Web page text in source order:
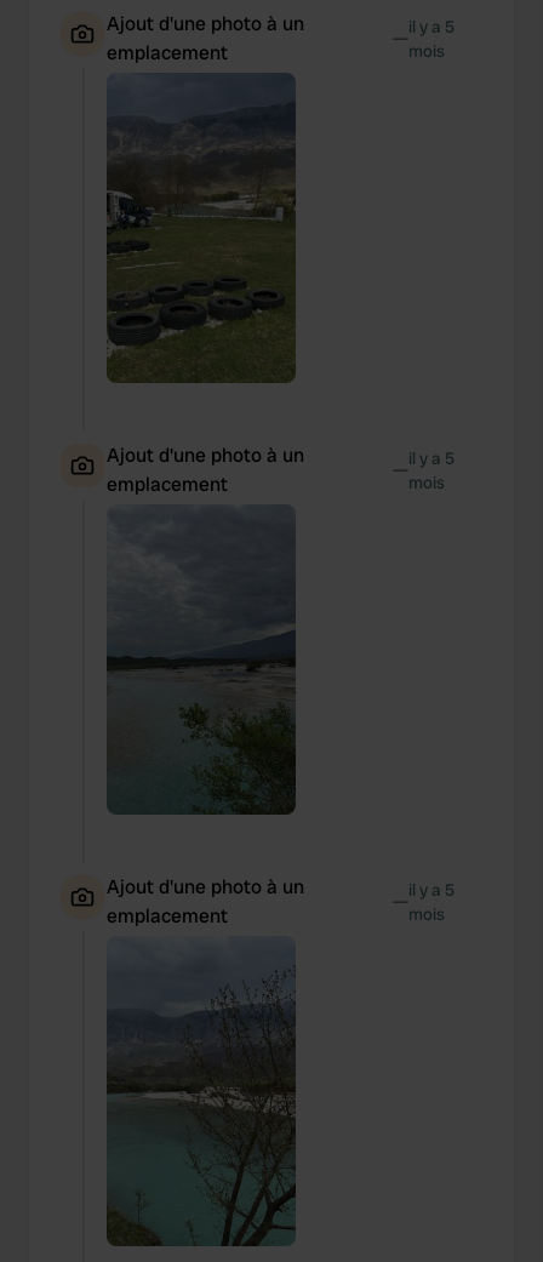
Ajout d'une photo à un
emplacement
—il y a 5
mois
Ajout d'une photo à un
emplacement
—il y a 5
mois
Ajout d'une photo à un
emplacement
—il y a 5
mois